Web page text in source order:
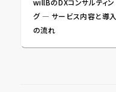
グ ― サービス内容と導入
の流れ